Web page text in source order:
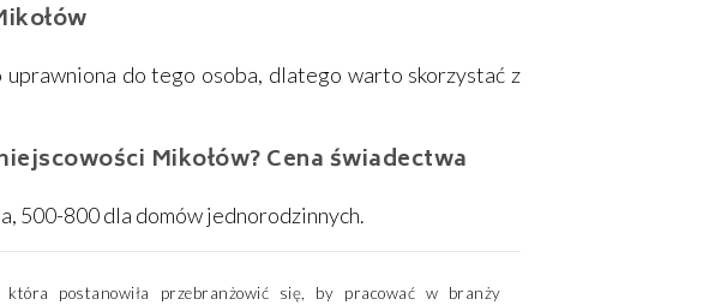
do tego osoba, dlatego warto skorzystać z
Mikołów? Cena świadectwa
500-800 dla domów jednorodzinnych.
która postanowiła przebranżowić się, by pracować w branży